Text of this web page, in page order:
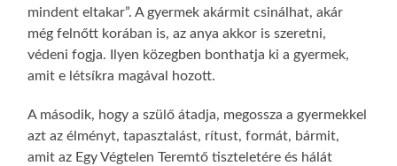
mindent eltakar”. A gyermek akármit csinálhat, akár
még felnőtt korában is, az anya akkor is szeretni,
védeni fogja. Ilyen közegben bonthatja ki a gyermek,
amit e létsíkra magával hozott.
A második, hogy a szülő átadja, megossza a gyermekkel
azt az élményt, tapasztalást, rítust, formát, bármit,
amit az Egy Végtelen Teremtő tiszteletére és hálát